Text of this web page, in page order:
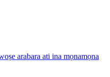
arabara ati ina mọnamọna